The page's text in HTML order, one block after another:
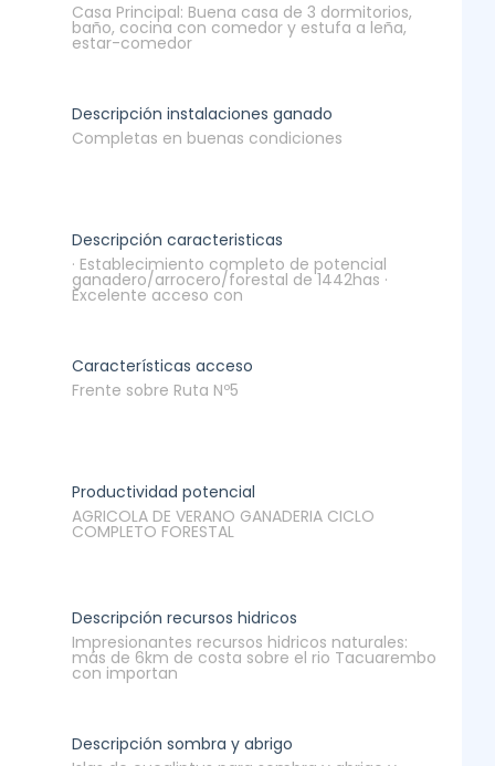
Casa Principal: Buena casa de 3 dormitorios,
baño, cocina con comedor y estufa a leña,
estar-comedor
Descripción instalaciones ganado
Completas en buenas condiciones
Descripción caracteristicas
· Establecimiento completo de potencial
ganadero/arrocero/forestal de 1442has ·
Excelente acceso con
Características acceso
Frente sobre Ruta Nº5
Productividad potencial
AGRICOLA DE VERANO GANADERIA CICLO
COMPLETO FORESTAL
Descripción recursos hidricos
Impresionantes recursos hidricos naturales:
más de 6km de costa sobre el rio Tacuarembo
con importan
Descripción sombra y abrigo